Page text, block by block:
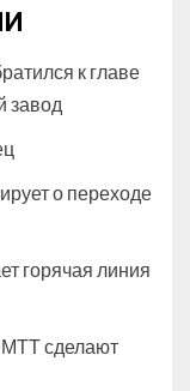
к главе
завод
о переходе
горячая линия
сделают